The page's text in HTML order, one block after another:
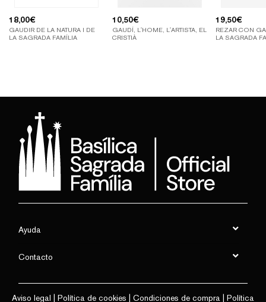
18,00€
GAUDIR DE LA NATURA I DE
LA SAGRADA FAMÍLIA
10,50€
GAUDÍ, L'HOME, L'ARTISTA, EL
CRISTIÀ
19,50€
REZAR CON
LA SAGRADA
Ayuda
Contacto
Aviso legal Política de cookies Condiciones de compra Política